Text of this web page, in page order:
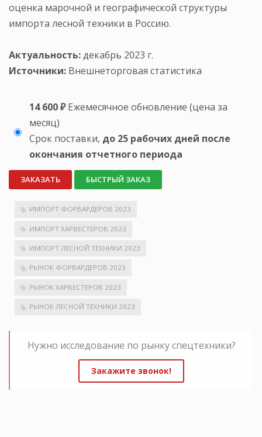
оценка марочной и географической структуры
импорта лесной техники в Россию.
Актуальность:декабрь 2023 г.
Источники: Внешнеторговая статистика
14 600 ₽ Ежемесячное обновление (цена за
месяц)
Срок поставки, до 25 рабочих дней после
окончания отчетного периода
ЗАКАЗАТЬ БЫСТРЫЙ ЗАКАЗ
ИМПОРТ ФОРВАРДЕРОВ 2023
ИМПОРТ ХАРВЕСТЕРОВ 2023
ИМПОРТ ЛЕСНОЙ ТЕХНИКИ 2023
РЫНОК ФОРВАРДЕРОВ 2023
РЫНОК ХАРВЕСТЕРОВ 2023
РЫНОК ЛЕСНОЙ ТЕХНИКИ 2023
Нужно исследование по рынку спецтехники?
Закажите звонок!